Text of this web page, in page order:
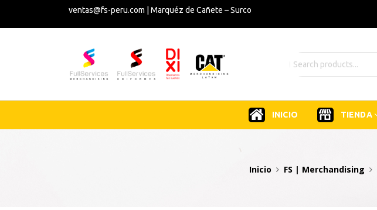
ventas@fs-peru.com | Marquéz de Cañete – Surco
INICIO TIENDA
Inicio FS | Merchandising